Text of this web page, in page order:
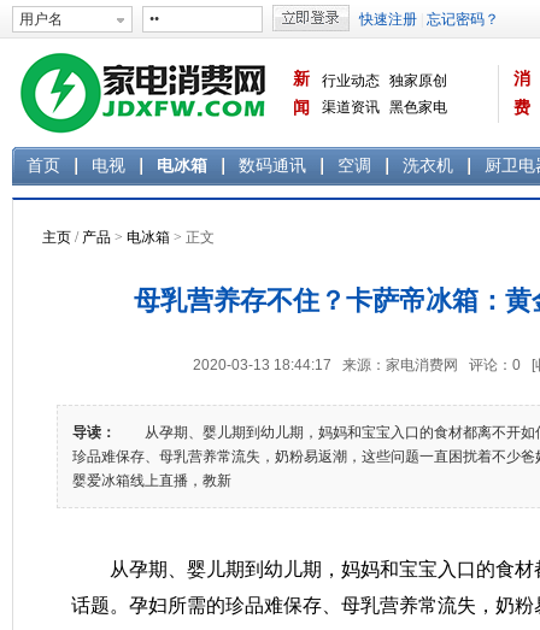
新
闻
行业动态 独家原创
渠道资讯 黑色家电
消
费
首页 电视 电冰箱 数码通讯 空调 洗衣机 厨卫电
主页 / 产品 > 电冰箱 > 正文
母乳营养存不住？卡萨帝冰箱：
2020-03-13 18:44:17 来源：家电消费网 评论： 0 [
导读：
从孕期、婴儿期到幼儿期，妈妈和宝宝入口的食材都离不开如
珍品难保存、母乳营养常流失，奶粉易返潮，这些问题一直困扰着不少
婴爱冰箱线上直播，教新
从孕期、婴儿期到幼儿期，妈妈和宝宝入口的食材
话题。孕妇所需的珍品难保存、母乳营养常流失，奶